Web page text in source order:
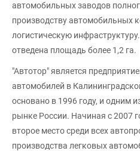
автомобильных заводов
производству автомобильных
логистическую
отведена площадь более 1,2 га.
"Автотор" является
автомобилей в
основано в 1996 году, и одним
рынке России. Начиная с 2007
второе место среди всех
производства легковых